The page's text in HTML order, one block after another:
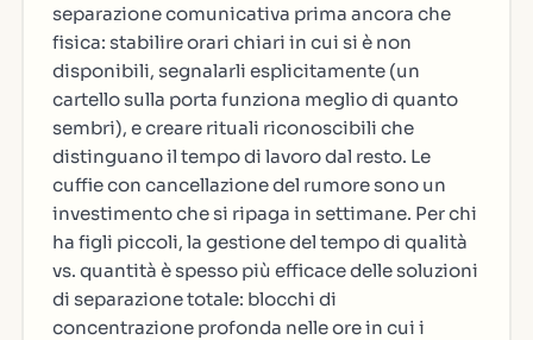
separazione comunicativa prima ancora che
fisica: stabilire orari chiari in cui si è non
disponibili, segnalarli esplicitamente (un
cartello sulla porta funziona meglio di quanto
sembri), e creare rituali riconoscibili che
distinguano il tempo di lavoro dal resto. Le
cuffie con cancellazione del rumore sono un
investimento che si ripaga in settimane. Per chi
ha figli piccoli, la gestione del tempo di qualità
vs. quantità è spesso più efficace delle soluzioni
di separazione totale: blocchi di
concentrazione profonda nelle ore in cui i